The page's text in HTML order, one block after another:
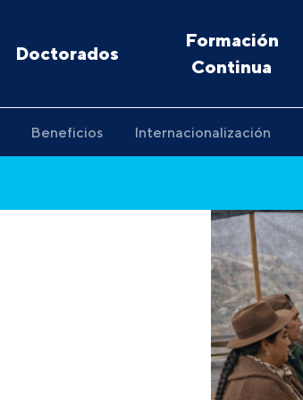
Doctorados
Formación
Continua
Beneficios Internacionalización